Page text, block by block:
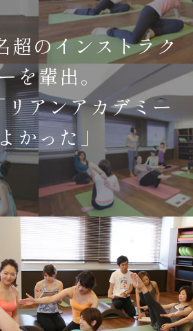
超のインストラク
を輩出。
アンアカデミー
かった」